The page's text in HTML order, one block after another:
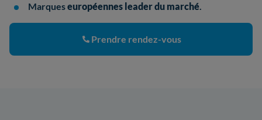
Marqueseuropéennes leader du marché.
Prendre rendez-vous